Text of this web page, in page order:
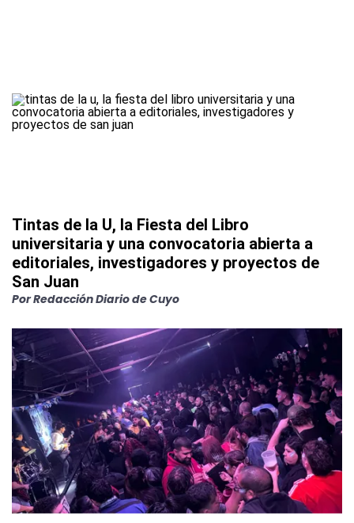
Tintas de la U, la Fiesta del Libro
universitaria y una convocatoria abierta a
editoriales, investigadores y proyectos de
San Juan
PorRedacción Diario de Cuyo